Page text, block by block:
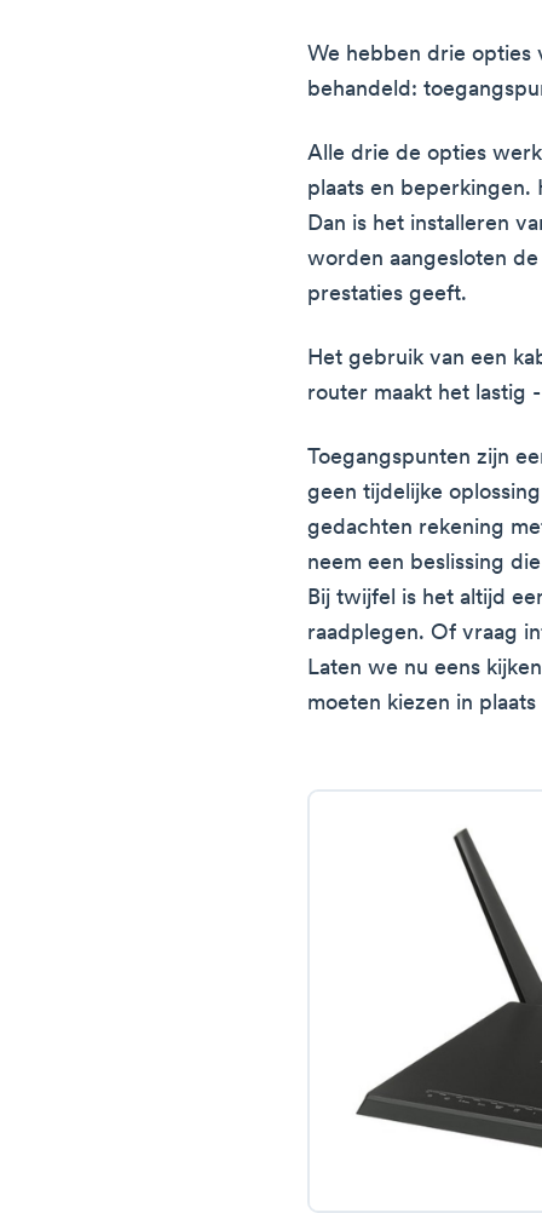
We hebben drie
behandeld:
Alle drie de opties
plaats en
Dan is het installeren
worden aangesloten
prestaties geeft.
Het gebruik van een
router maakt het lastig
Toegangspunten zijn
geen tijdelijke
gedachten rekening
neem een beslissing
Bij twijfel is het altijd
raadplegen. Of vraag
Laten we nu eens
moeten kiezen in